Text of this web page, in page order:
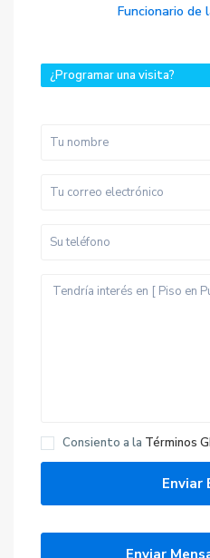
Funcionario de
¿Programar una visita?
Consiento a la Términos